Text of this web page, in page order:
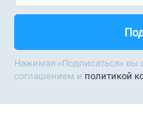
Нажимая «Подписаться» вы
соглашением и политикой